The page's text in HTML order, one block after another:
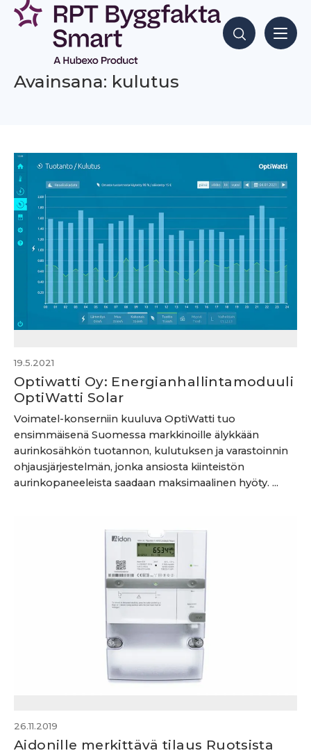
Siirry
sisältöön
Hae sisältöjä
Avainsana: kulutus
19.5.2021
Optiwatti Oy: Energianhallintamoduuli
OptiWatti Solar
Voimatel-konserniin kuuluva OptiWatti tuo
ensimmäisenä Suomessa markkinoille älykkään
aurinkosähkön tuotannon, kulutuksen ja varastoinnin
ohjausjärjestelmän, jonka ansiosta kiinteistön
aurinkopaneeleista saadaan maksimaalinen hyöty. ...
26.11.2019
Aidonille merkittävä tilaus Ruotsista